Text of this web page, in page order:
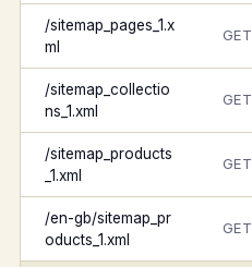
/sitemap_pages_1.x
ml
GET
/sitemap_collectio
ns_1.xml
GET
/sitemap_products
_1.xml
GET
/en-gb/sitemap_pr
oducts_1.xml
GET